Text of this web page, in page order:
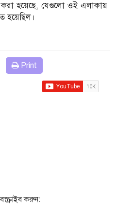
করা হয়েছে, যেগুলো ওই এলাকায়
হয়েছিল।
Print
করুন: